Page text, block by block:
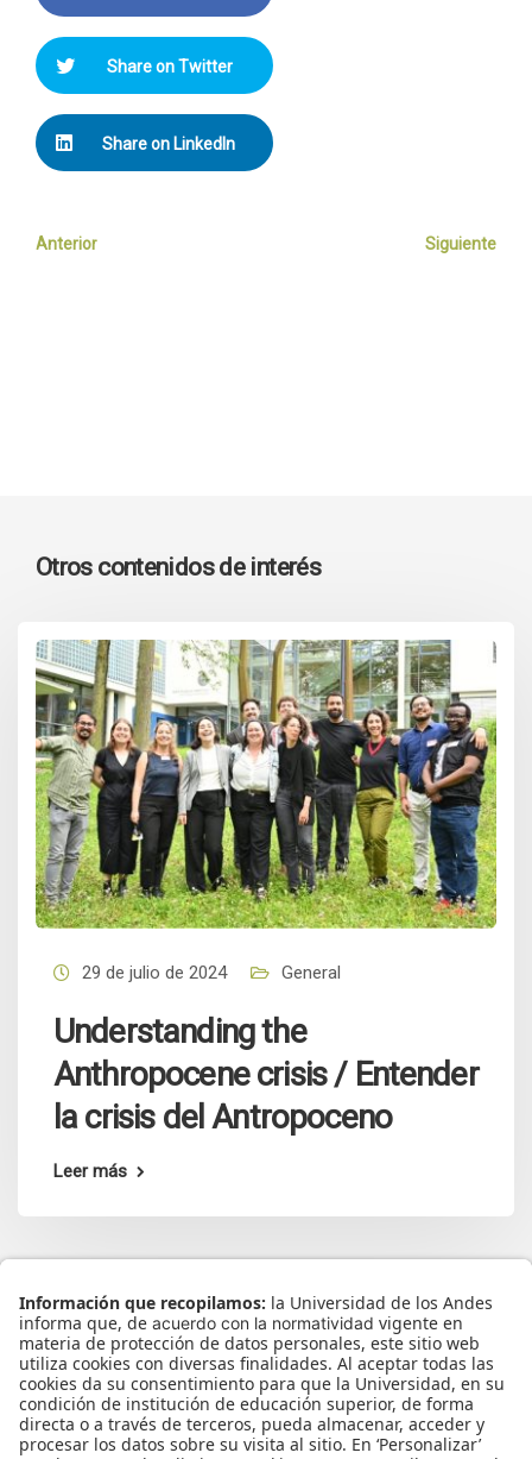
Share on Twitter
Share on LinkedIn
Anterior Siguiente
Otros contenidos de interés
29 de julio de 2024 General
Understanding the
Anthropocene crisis / Entender
la crisis del Antropoceno
Leer más
Inicio
Presentación